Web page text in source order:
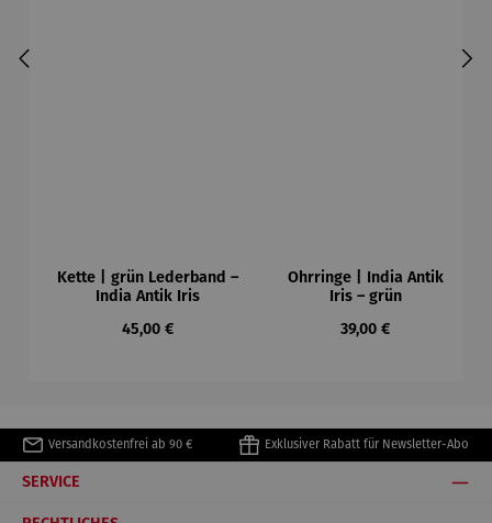
Kette | grün Lederband –
India Antik Iris
Regulärer Preis:
45,00 €
Ohrringe | India Antik
Iris – grün
Regulärer Preis:
39,00 €
Versandkostenfrei ab 90 € Exklusiver Rabatt für Newsletter-Abo
SERVICE